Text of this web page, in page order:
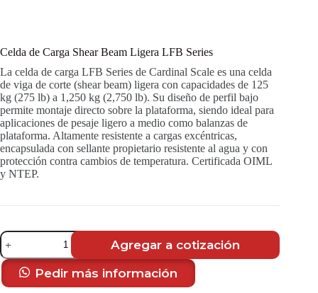
Celda de Carga Shear Beam Ligera LFB Series
La celda de carga LFB Series de Cardinal Scale es una celda
de viga de corte (shear beam) ligera con capacidades de 125
kg (275 lb) a 1,250 kg (2,750 lb). Su diseño de perfil bajo
permite montaje directo sobre la plataforma, siendo ideal para
aplicaciones de pesaje ligero a medio como balanzas de
plataforma. Altamente resistente a cargas excéntricas,
encapsulada con sellante propietario resistente al agua y con
protección contra cambios de temperatura. Certificada OIML
y NTEP.
Celda
de
Carga
Shear
Beam
Agregar a cotización
Pedir más información